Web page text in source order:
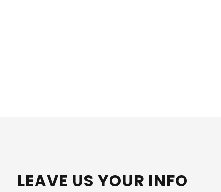
LEAVE US YOUR INFO